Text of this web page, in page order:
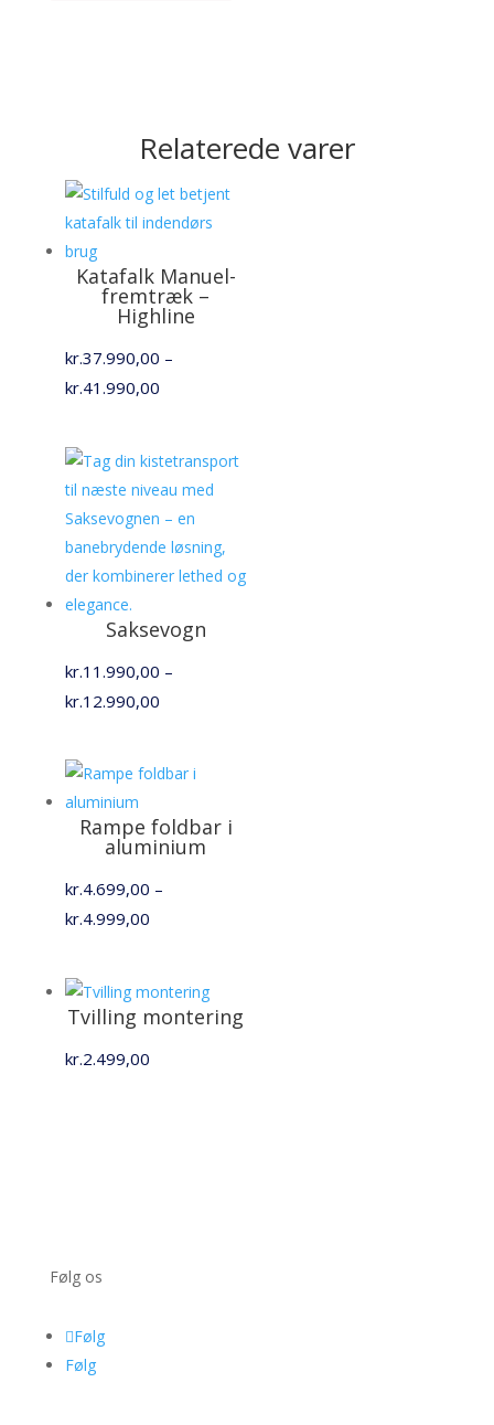
Relaterede varer
Katafalk Manuel-
fremtræk –
Highline
kr.37.990,00 –
kr.41.990,00Prisinterval:
kr.41.990,00
Saksevogn
kr.11.990,00 –
kr.12.990,00Prisinterval:
kr.12.990,00
Rampe foldbar i
aluminium
kr.4.699,00 –
kr.4.999,00Prisinterval:
kr.4.999,00
Tvilling montering
kr.2.499,00
Følg os
Følg
Følg